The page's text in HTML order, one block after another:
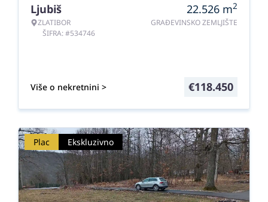
Ljubiš
ZLATIBOR
ŠIFRA: #534746
22.526 m2
GRAĐEVINSKO ZEMLJIŠTE
Više o nekretnini > €118.450
Plac Ekskluzivno